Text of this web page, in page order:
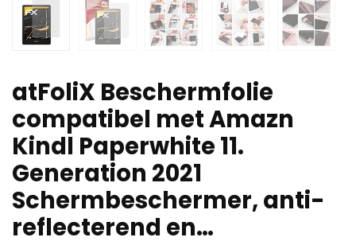
atFoliX Beschermfolie
compatibel met Amazn
Kindl Paperwhite 11.
Generation 2021
Schermbeschermer, anti-
reflecterend en…